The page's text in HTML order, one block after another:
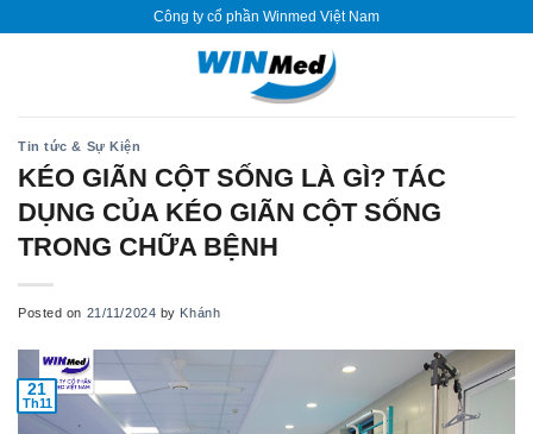
Công ty cổ phần Winmed Việt Nam
Tin tức & Sự Kiện
KÉO GIÃN CỘT SỐNG LÀ GÌ? TÁC
DỤNG CỦA KÉO GIÃN CỘT SỐNG
TRONG CHỮA BỆNH
Posted on 21/11/2024 by Khánh
21
Th11